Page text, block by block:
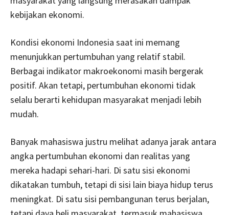
kebijakan ekonomi.
Kondisi ekonomi Indonesia saat ini memang
menunjukkan pertumbuhan yang relatif stabil.
Berbagai indikator makroekonomi masih bergerak
positif. Akan tetapi, pertumbuhan ekonomi tidak
selalu berarti kehidupan masyarakat menjadi lebih
mudah.
Banyak mahasiswa justru melihat adanya jarak antara
angka pertumbuhan ekonomi dan realitas yang
mereka hadapi sehari-hari. Di satu sisi ekonomi
dikatakan tumbuh, tetapi di sisi lain biaya hidup terus
meningkat. Di satu sisi pembangunan terus berjalan,